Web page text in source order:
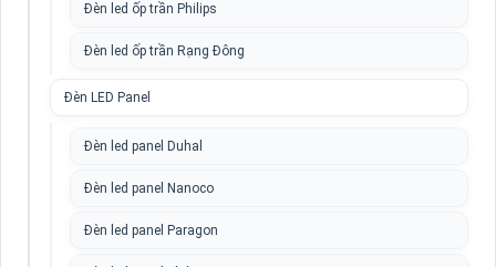
Đèn led ốp trần Philips
Đèn led ốp trần Rạng Đông
Đèn LED Panel
Đèn led panel Duhal
Đèn led panel Nanoco
Đèn led panel Paragon